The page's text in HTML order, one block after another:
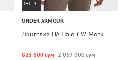
1+1=3
UNDER ARMOUR
Лонгслив UA Halo CW Mock
823 600 сум 2 059 000 сум